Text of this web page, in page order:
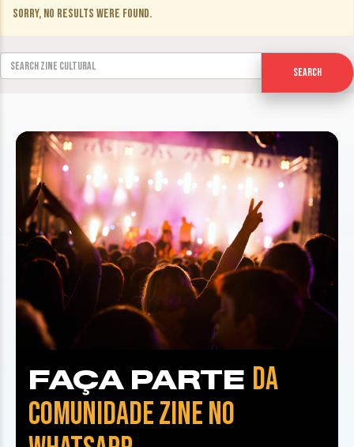
Sorry, no results were found.
Search for:
Search
FAÇA PARTE DA
COMUNIDADE ZINE NO